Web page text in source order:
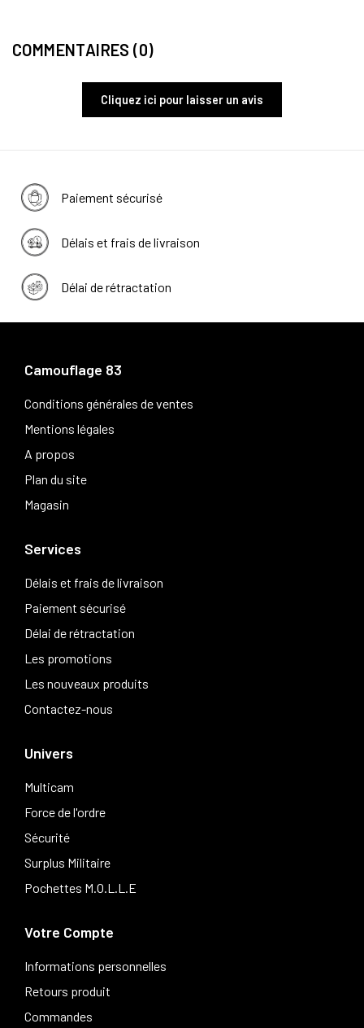
COMMENTAIRES (0)
Cliquez ici pour laisser un avis
Paiement sécurisé
Délais et frais de livraison
Délai de rétractation
Camouflage 83
Conditions générales de ventes
Mentions légales
A propos
Plan du site
Magasin
Services
Délais et frais de livraison
Paiement sécurisé
Délai de rétractation
Les promotions
Les nouveaux produits
Contactez-nous
Univers
Multicam
Force de l'ordre
Sécurité
Surplus Militaire
Pochettes M.O.L.L.E
Votre Compte
Informations personnelles
Retours produit
Commandes